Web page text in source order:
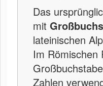
Das
mit
lateinischen
Im Römischen
Zahlen